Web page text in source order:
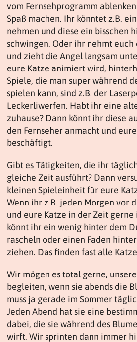
vom Fernsehprogramm
Spaß machen. Ihr könntet z.B.
nehmen und diese ein bisschen
schwingen. Oder ihr nehmt euch
und zieht die Angel langsam
eure Katze animiert wird,
Spiele, die man super während
spielen kann, sind z.B. der
Leckerliwerfen. Habt ihr eine
zuhause? Dann könnt ihr diese
den Fernseher anmacht und
beschäftigt.
Gibt es Tätigkeiten, die ihr
gleiche Zeit ausführt? Dann
kleinen Spieleinheit für eure
Wenn ihr z.B. jeden Morgen vor
und eure Katze in der Zeit gerne
könnt ihr ein wenig hinter dem
rascheln oder einen Faden
ziehen. Das finden fast alle
Wir mögen es total gerne,
begleiten, wenn sie abends die
muss ja gerade im Sommer
Jeden Abend hat sie eine
dabei, die sie während des
wirft. Wir sprinten dann immer